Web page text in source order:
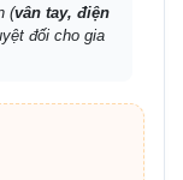
(vân tay, điện
đối cho gia